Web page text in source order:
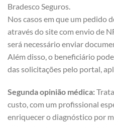
Bradesco Seguros.
Nos casos em que um pedido
através do site com envio de
será necessário enviar
Além disso, o beneficiário
das solicitações pelo portal,
Segunda opinião médica:
custo, com um profissional
enriquecer o diagnóstico por